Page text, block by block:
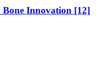
Innovation [12]